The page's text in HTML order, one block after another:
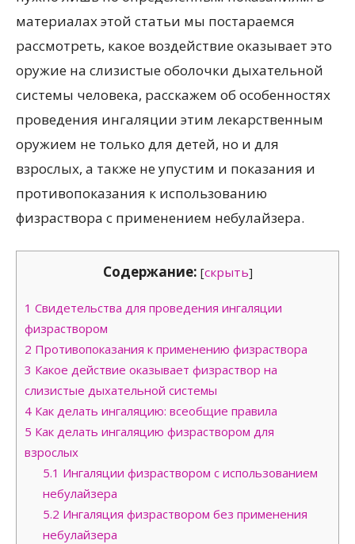
материалах этой статьи мы постараемся
рассмотреть, какое воздействие оказывает это
оружие на слизистые оболочки дыхательной
системы человека, расскажем об особенностях
проведения ингаляции этим лекарственным
оружием не только для детей, но и для
взрослых, а также не упустим и показания и
противопоказания к использованию
физраствора с применением небулайзера.
Содержание: [скрыть]
1 Свидетельства для проведения ингаляции
физраствором
2 Противопоказания к применению физраствора
3 Какое действие оказывает физраствор на
слизистые дыхательной системы
4 Как делать ингаляцию: всеобщие правила
5 Как делать ингаляцию физраствором для
взрослых
5.1 Ингаляции физраствором с использованием
небулайзера
5.2 Ингаляция физраствором без применения
небулайзера